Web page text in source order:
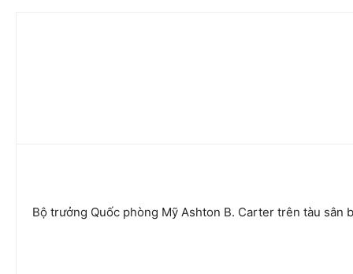
Bộ trưởng Quốc phòng Mỹ Ashton B. Carter trên tàu sân